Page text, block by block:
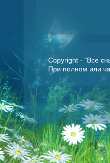
Copyright - "Все
При полном или